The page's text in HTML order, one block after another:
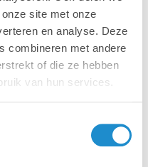
site met onze
en analyse. Deze
combineren met andere
of die ze hebben
van hun services.
iPad